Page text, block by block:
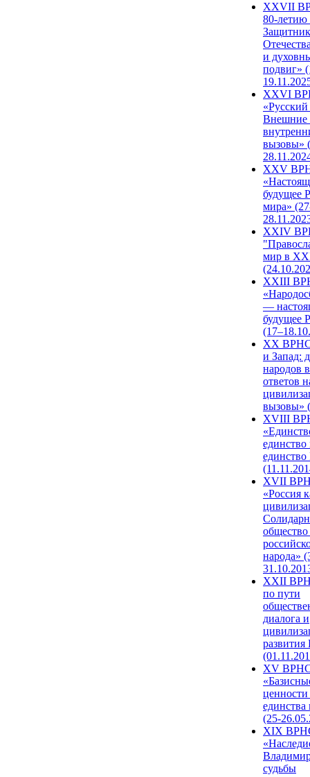
ХХVII
80-
и
подвиг»
XXVI
Внешние
вызовы»
XXV
будущее
мира»
XXIV
мир в
XXIII
—
будущее
XX ВРНС
и Запад:
народов
ответов
вызовы»
XVIII
единство
единство
XVII
«Россия
народа»
XXII
по пути
диалога и
развития
XV
единства
(25-
XIX
судьбы